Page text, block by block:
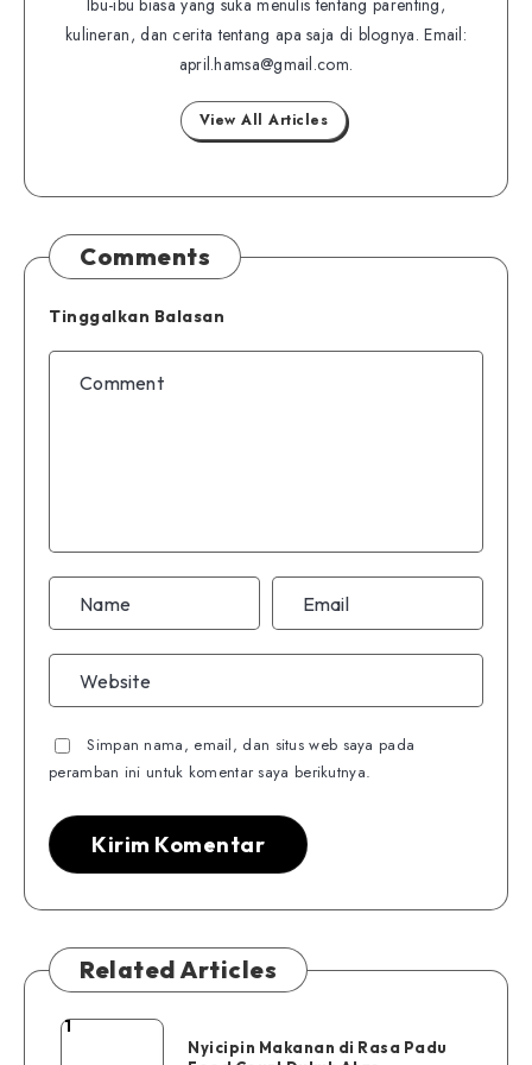
on
Facebook
Ibu-ibu biasa yang suka menulis tentang parenting,
kulineran, dan cerita tentang apa saja di blognya. Email:
april.hamsa@gmail.com.
View All Articles
Comments
Tinggalkan Balasan
Simpan nama, email, dan situs web saya pada
peramban ini untuk komentar saya berikutnya.
Related Articles
Nyicipin
1
Nyicipin Makanan di Rasa Padu